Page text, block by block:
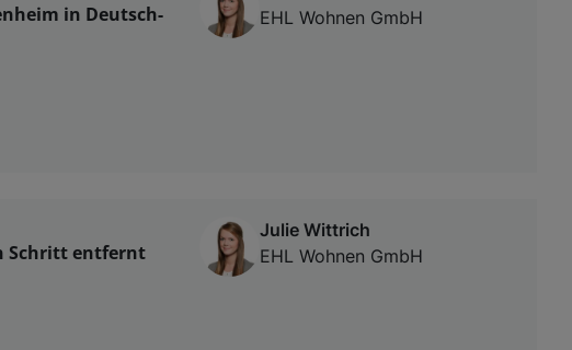
in Deutsch-
EHL Wohnen GmbH
Schritt entfernt
Julie Wittrich
EHL Wohnen GmbH